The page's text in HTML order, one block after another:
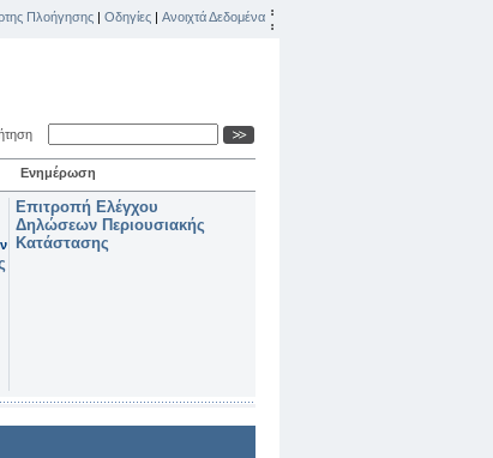
Πλοήγησης | Οδηγίες | Ανοιχτά Δεδομένα
Ενημέρωση
Επιτροπή Ελέγχου
Δηλώσεων Περιουσιακής
Κατάστασης